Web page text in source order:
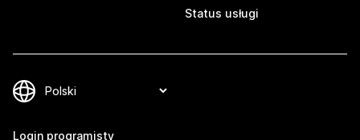
Status usługi
Login programisty